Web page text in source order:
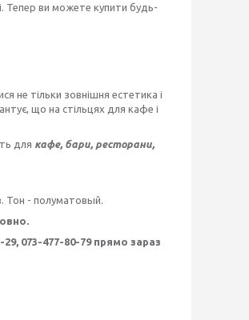
Тепер ви можете купити будь-
не тільки зовнішня естетика і
що на стільцях для кафе і
для кафе, бари, ресторани,
Тон - полуматовый.
073-477-80-79 прямо зараз